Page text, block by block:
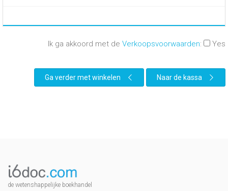
Ik ga akkoord met de Verkoopsvoorwaarden: Yes
Ga verder met winkelen Naar de kassa
de wetenshappelijke boekhandel